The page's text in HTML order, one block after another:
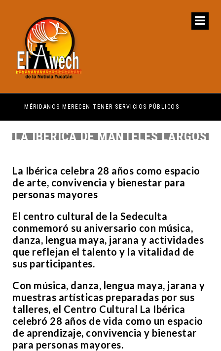
MÉRIDANOS MERECEN TENER SERVICIOS PÚBLICOS
LA IBÉRICA DE MANTELES LARGOS
La Ibérica celebra 28 años como espacio
de arte, convivencia y bienestar para
personas mayores
El centro cultural de la Sedeculta
conmemoró su aniversario con música,
danza, lengua maya, jarana y actividades
que reflejan el talento y la vitalidad de
sus participantes.
Con música, danza, lengua maya, jarana y
muestras artísticas preparadas por sus
talleres, el Centro Cultural La Ibérica
celebró 28 años de vida como un espacio
de aprendizaje, convivencia y bienestar
para personas mayores.